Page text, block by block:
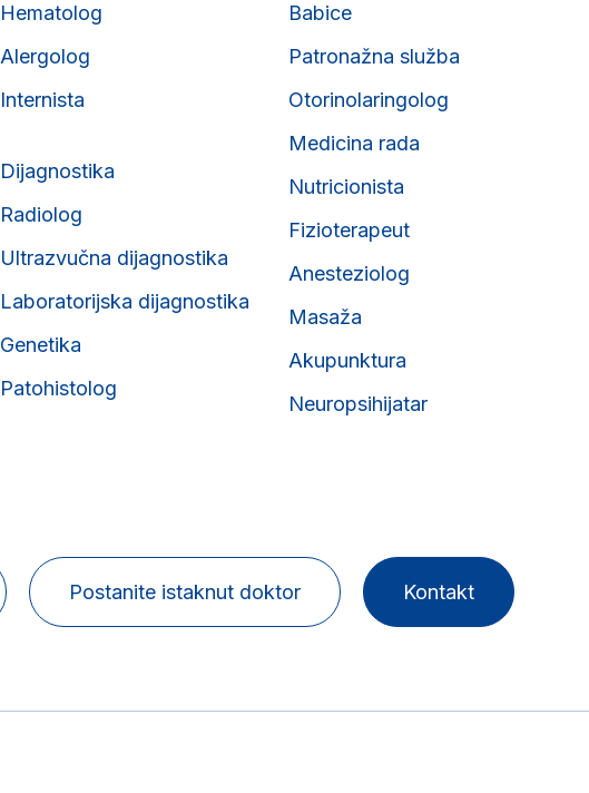
Hematolog
Alergolog
Internista
Dijagnostika
Radiolog
Ultrazvučna dijagnostika
Laboratorijska dijagnostika
Genetika
Patohistolog
Babice
Patronažna služba
Otorinolaringolog
Medicina rada
Nutricionista
Fizioterapeut
Anesteziolog
Masaža
Akupunktura
Neuropsihijatar
Postanite istaknut doktor Kontakt